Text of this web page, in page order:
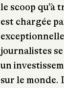
le scoop qu’à
est chargée
journalistes
un
sur le monde.